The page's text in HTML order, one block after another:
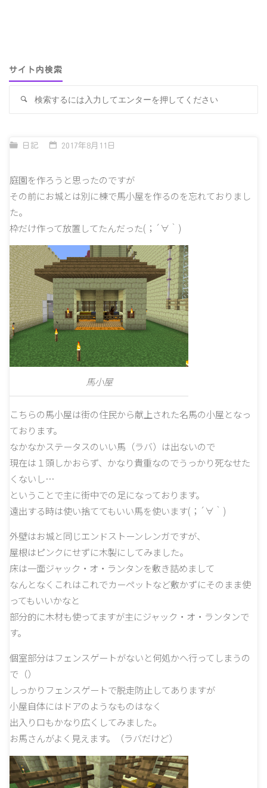
サイト内検索
検
日記 2017年8月11日
庭園を作ろうと思ったのですが
その前にお城とは別に棟で馬小屋を作るのを忘れておりまし
た。
枠だけ作って放置してたんだった(；´∀｀)
馬小屋
こちらの馬小屋は街の住民から献上された名馬の小屋となっ
ております。
なかなかステータスのいい馬（ラバ）は出ないので
現在は１頭しかおらず、かなり貴重なのでうっかり死なせた
くないし…
ということで主に街中での足になっております。
遠出する時は使い捨ててもいい馬を使います(；´∀｀)
外壁はお城と同じエンドストーンレンガですが、
屋根はピンクにせずに木製にしてみました。
床は一面ジャック・オ・ランタンを敷き詰めまして
なんとなくこれはこれでカーペットなど敷かずにそのまま使
ってもいいかなと
部分的に木材も使ってますが主にジャック・オ・ランタンで
す。
個室部分はフェンスゲートがないと何処かへ行ってしまうの
で（）
しっかりフェンスゲートで脱走防止してありますが
小屋自体にはドアのようなものはなく
出入り口もかなり広くしてみました。
お馬さんがよく見えます。（ラバだけど）